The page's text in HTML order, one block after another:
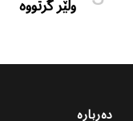
ولێر گرتووە
دەربارە